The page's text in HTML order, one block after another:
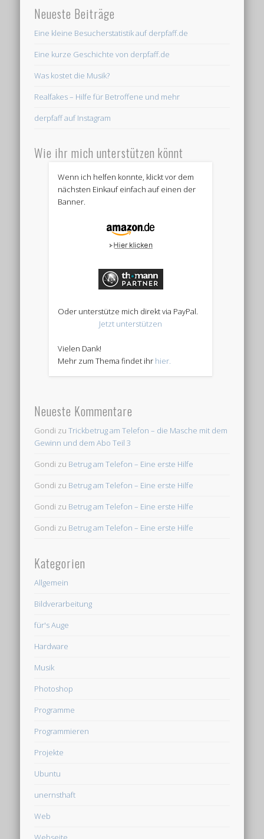
Neueste Beiträge
Eine kleine Besucherstatistik auf derpfaff.de
Eine kurze Geschichte von derpfaff.de
Was kostet die Musik?
Realfakes – Hilfe für Betroffene und mehr
derpfaff auf Instagram
Wie ihr mich unterstützen könnt
Wenn ich helfen konnte, klickt vor dem
nächsten Einkauf einfach auf einen der
Banner.
Oder unterstütze mich direkt via PayPal.
Jetzt unterstützen
Vielen Dank!
Mehr zum Thema findet ihr hier.
Neueste Kommentare
Gondi zuTrickbetrug am Telefon – die Masche mit dem
Gewinn und dem Abo Teil 3
Gondi zu Betrug am Telefon – Eine erste Hilfe
Gondi zu Betrug am Telefon – Eine erste Hilfe
Gondi zu Betrug am Telefon – Eine erste Hilfe
Gondi zu Betrug am Telefon – Eine erste Hilfe
Kategorien
Allgemein
Bildverarbeitung
für's Auge
Hardware
Musik
Photoshop
Programme
Programmieren
Projekte
Ubuntu
unernsthaft
Web